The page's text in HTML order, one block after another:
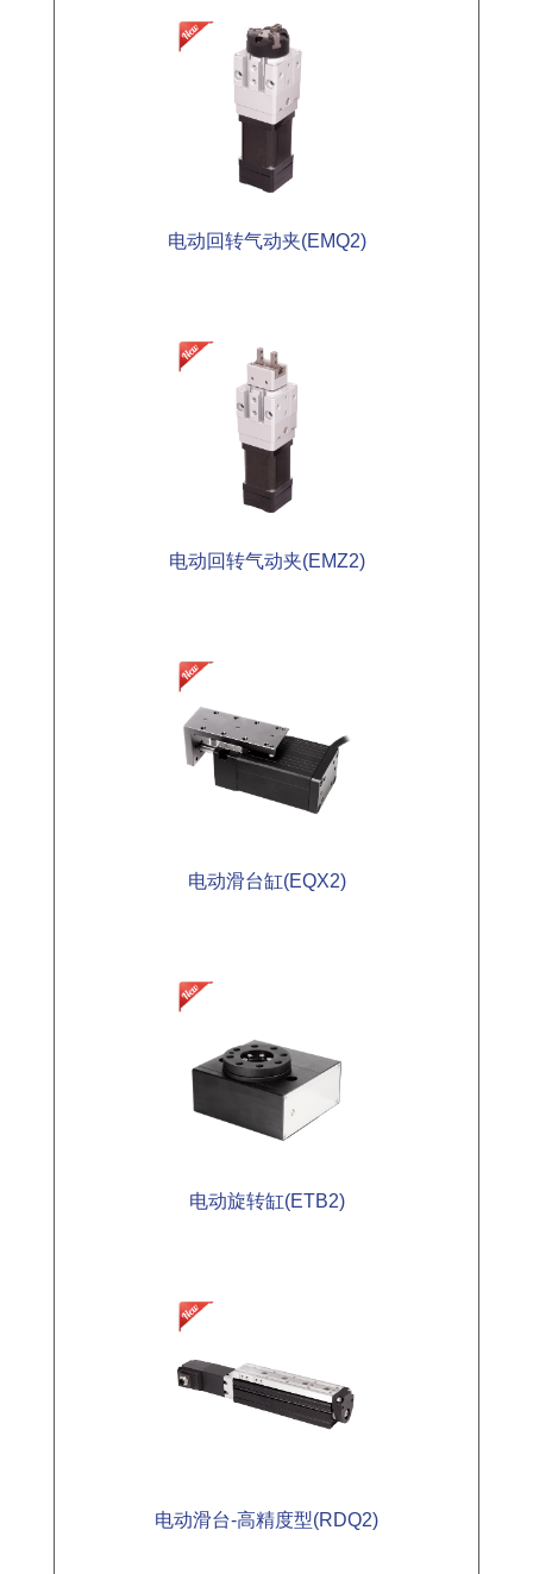
电动回转气动夹(EMQ2)
电动回转气动夹(EMZ2)
电动滑台缸(EQX2)
电动旋转缸(ETB2)
电动滑台-高精度型(RDQ2)